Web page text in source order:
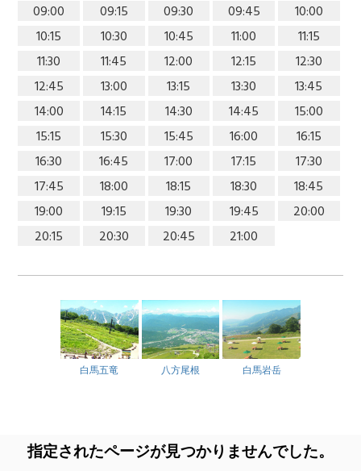
09:00
09:15 09:30 09:45
10:00
10:15
10:30 10:45 11:00
11:15
11:30
11:45 12:00 12:15
12:30
12:45
13:00 13:15 13:30
13:45
14:00
14:15 14:30 14:45
15:00
15:15
15:30 15:45 16:00
16:15
16:30
16:45 17:00 17:15
17:30
17:45
18:00 18:15 18:30
18:45
19:00
19:15 19:30 19:45
20:00
20:15
20:30 20:45 21:00
白馬五竜 八方尾根 白馬岩岳